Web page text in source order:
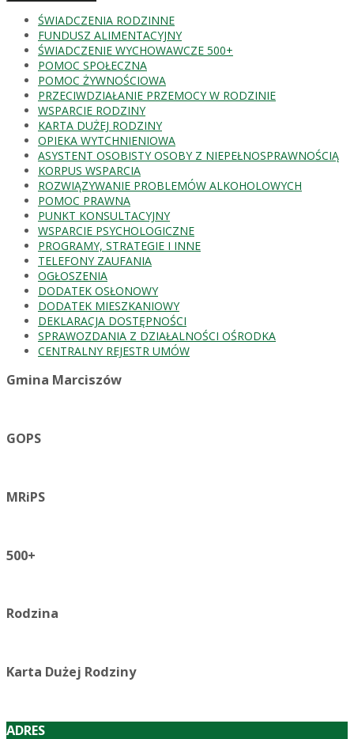
ŚWIADCZENIA RODZINNE
FUNDUSZ ALIMENTACYJNY
ŚWIADCZENIE WYCHOWAWCZE 500+
POMOC SPOŁECZNA
POMOC ŻYWNOŚCIOWA
PRZECIWDZIAŁANIE PRZEMOCY W RODZINIE
WSPARCIE RODZINY
KARTA DUŻEJ RODZINY
OPIEKA WYTCHNIENIOWA
ASYSTENT OSOBISTY OSOBY Z NIEPEŁNOSPRAWNOŚCIĄ
KORPUS WSPARCIA
ROZWIĄZYWANIE PROBLEMÓW ALKOHOLOWYCH
POMOC PRAWNA
PUNKT KONSULTACYJNY
WSPARCIE PSYCHOLOGICZNE
PROGRAMY, STRATEGIE I INNE
TELEFONY ZAUFANIA
OGŁOSZENIA
DODATEK OSŁONOWY
DODATEK MIESZKANIOWY
DEKLARACJA DOSTĘPNOŚCI
SPRAWOZDANIA Z DZIAŁALNOŚCI OŚRODKA
CENTRALNY REJESTR UMÓW
Gmina Marciszów
GOPS
MRiPS
500+
Rodzina
Karta Dużej Rodziny
ADRES